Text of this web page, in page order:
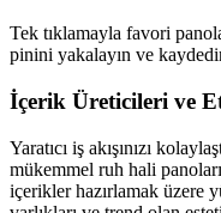
Tek tıklamayla favori
pinini yakalayın ve
İçerik Üreticileri ve
Yaratıcı iş akışınızı
mükemmel ruh hali
içerikler hazırlamak üzere